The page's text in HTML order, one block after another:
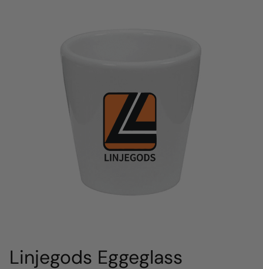
Linjegods Eggeglass